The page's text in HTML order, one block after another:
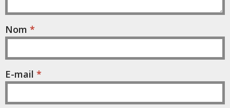
Nom *
E-mail *